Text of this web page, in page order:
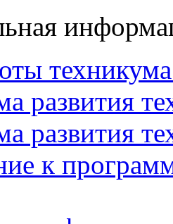
развития
развития
к